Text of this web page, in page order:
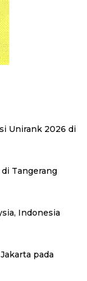
Unirank 2026 di
Tangerang
Indonesia
pada